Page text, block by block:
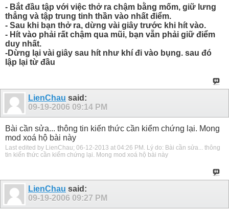
- Bắt đầu tập với việc thở ra chậm bằng mốm, giữ lưng
thẳng và tập trung tinh thần vào nhất điểm.
- Sau khi bạn thở ra, dừng vài giây trước khi hít vào.
- Hít vào phải rất chậm qua mũi, bạn vẫn phải giữ điểm
duy nhất.
-Dừng lại vài giây sau hít như khí đi vào bụng. sau đó
lập lại từ đầu
LienChau said:
09-19-2006 09:14 PM
Bài cần sửa... thông tin kiến thức cần kiểm chứng lại. Mong
mod xoá hộ bài này
Last edited by LienChau; 06-12-2013 at 04:26 PM . Lý do: Bài cần sửa... thông
tin kiến thức cần kiểm chứng lại. Mong mod xoá hộ bài này
LienChau said:
09-19-2006 09:27 PM